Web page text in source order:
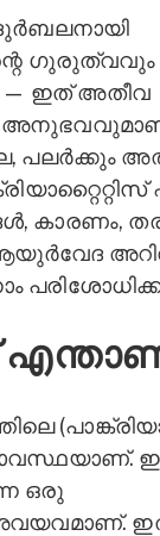
ദുർബലനായി
ഗുരുത്വവും
— ഇത് അതീവ
പലർക്കും
കാരണം,
ഒരു
അവയവമാണ്.